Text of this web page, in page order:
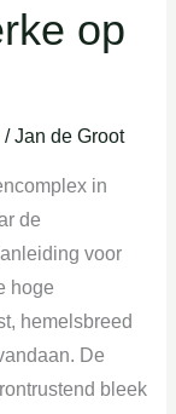
op
/Jan de Groot
in
de
voor
hoge
hemelsbreed
De
bleek